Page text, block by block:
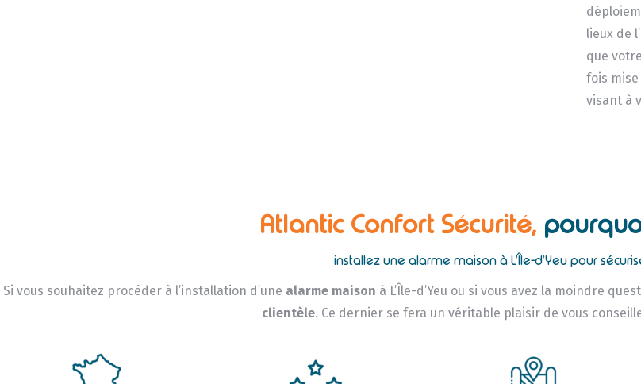
lieux de
que votre
fois
visant à
Atlantic Confort Sécurité,
installez une alarme maison à L’Île-d’Yeu pour
Si vous souhaitez procéder à l’installation d’une alarme maison à L’Île-d’Yeu ou si vous avez la moindre
clientèle. Ce dernier se fera un véritable plaisir de vous